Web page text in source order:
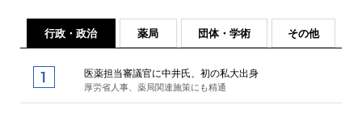
行政・政治 薬局 団体・学術 その他
医薬担当審議官に中井氏、初の私大出身
厚労省人事、薬局関連施策にも精通